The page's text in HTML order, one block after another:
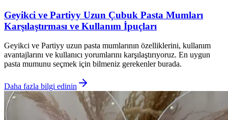
Geyikci ve Partiyy Uzun Çubuk Pasta Mumları
Karşılaştırması ve Kullanım İpuçları
Geyikci ve Partiyy uzun pasta mumlarının özelliklerini, kullanım
avantajlarını ve kullanıcı yorumlarını karşılaştırıyoruz. En uygun
pasta mumunu seçmek için bilmeniz gerekenler burada.
Daha fazla bilgi edinin